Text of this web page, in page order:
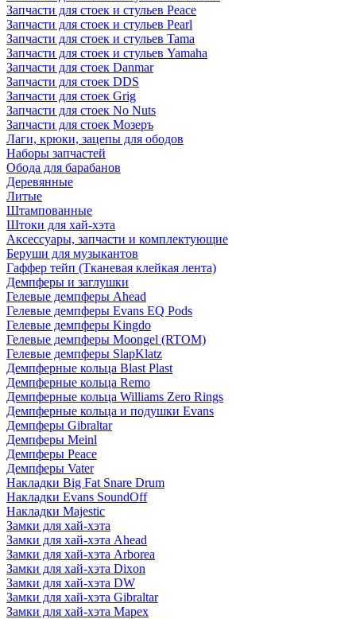
Запчасти для стоек и стульев Peace
Запчасти для стоек и стульев Pearl
Запчасти для стоек и стульев Tama
Запчасти для стоек и стульев Yamaha
Запчасти для стоек Danmar
Запчасти для стоек DDS
Запчасти для стоек Grig
Запчасти для стоек No Nuts
Запчасти для стоек Мозеръ
Лаги, крюки, зацепы для ободов
Наборы запчастей
Обода для барабанов
Деревянные
Литые
Штампованные
Штоки для хай-хэта
Аксессуары, запчасти и комплектующие
Беруши для музыкантов
Гаффер тейп (Тканевая клейкая лента)
Демпферы и заглушки
Гелевые демпферы Ahead
Гелевые демпферы Evans EQ Pods
Гелевые демпферы Kingdo
Гелевые демпферы Moongel (RTOM)
Гелевые демпферы SlapKlatz
Демпферные кольца Blast Plast
Демпферные кольца Remo
Демпферные кольца Williams Zero Rings
Демпферные кольца и подушки Evans
Демпферы Gibraltar
Демпферы Meinl
Демпферы Peace
Демпферы Vater
Накладки Big Fat Snare Drum
Накладки Evans SoundOff
Накладки Majestic
Замки для хай-хэта
Замки для хай-хэта Ahead
Замки для хай-хэта Arborea
Замки для хай-хэта Dixon
Замки для хай-хэта DW
Замки для хай-хэта Gibraltar
Замки для хай-хэта Mapex